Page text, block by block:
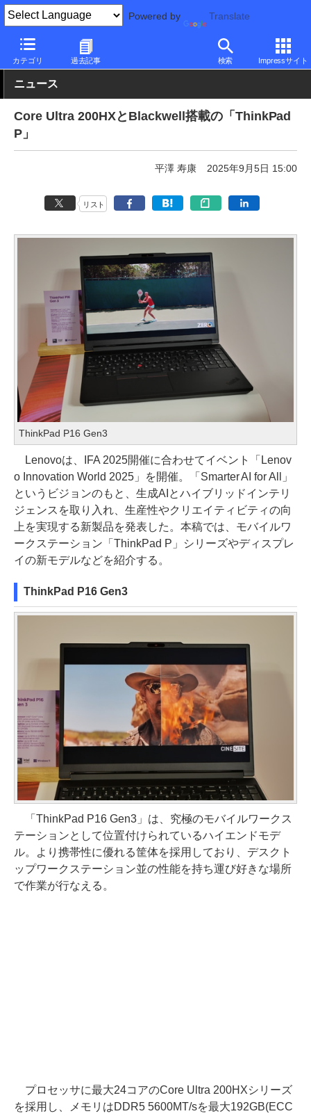
Powered by Translate
カテゴリ 過去記事 検索 Impressサイト
PC Watch パソコン/タブレット/スマートフォン ノートパソコン
ニュース
Core Ultra 200HXとBlackwell搭載の「ThinkPad
P」
平澤 寿康 2025年9月5日 15:00
リスト
ThinkPad P16 Gen3
Lenovoは、IFA 2025開催に合わせてイベント「Lenov
o Innovation World 2025」を開催。「Smarter AI for All」
というビジョンのもと、生成AIとハイブリッドインテリ
ジェンスを取り入れ、生産性やクリエイティビティの向
上を実現する新製品を発表した。本稿では、モバイルワ
ークステーション「ThinkPad P」シリーズやディスプレ
イの新モデルなどを紹介する。
ThinkPad P16 Gen3
「ThinkPad P16 Gen3」は、究極のモバイルワークス
テーションとして位置付けられているハイエンドモデ
ル。より携帯性に優れる筐体を採用しており、デスクト
ップワークステーション並の性能を持ち運び好きな場所
で作業が行なえる。
プロセッサに最大24コアのCore Ultra 200HXシリーズ
を採用し、メモリはDDR5 5600MT/sを最大192GB(ECC